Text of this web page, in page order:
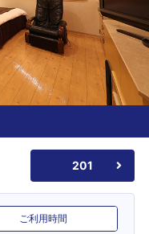
201
ご利用時間